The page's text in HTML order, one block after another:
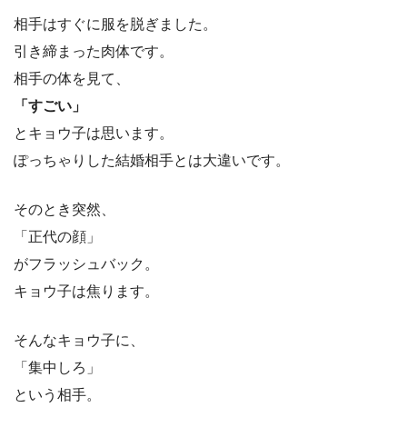
相手はすぐに服を脱ぎました。
引き締まった肉体です。
相手の体を見て、
「すごい」
とキョウ子は思います。
ぽっちゃりした結婚相手とは大違いです。
そのとき突然、
「正代の顔」
がフラッシュバック。
キョウ子は焦ります。
そんなキョウ子に、
「集中しろ」
という相手。